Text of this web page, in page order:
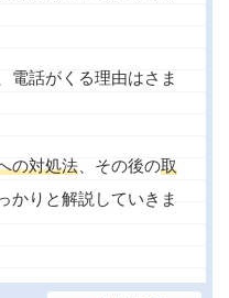
電話がくる理由はさま
の対処法 、その後の取
かりと解説していきま